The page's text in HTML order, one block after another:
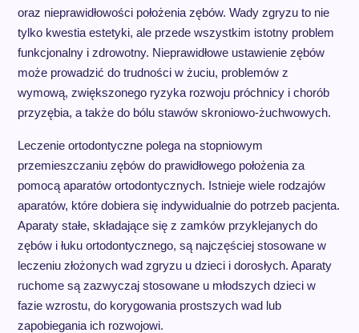
oraz nieprawidłowości położenia zębów. Wady zgryzu to nie
tylko kwestia estetyki, ale przede wszystkim istotny problem
funkcjonalny i zdrowotny. Nieprawidłowe ustawienie zębów
może prowadzić do trudności w żuciu, problemów z
wymową, zwiększonego ryzyka rozwoju próchnicy i chorób
przyzębia, a także do bólu stawów skroniowo-żuchwowych.
Leczenie ortodontyczne polega na stopniowym
przemieszczaniu zębów do prawidłowego położenia za
pomocą aparatów ortodontycznych. Istnieje wiele rodzajów
aparatów, które dobiera się indywidualnie do potrzeb pacjenta.
Aparaty stałe, składające się z zamków przyklejanych do
zębów i łuku ortodontycznego, są najczęściej stosowane w
leczeniu złożonych wad zgryzu u dzieci i dorosłych. Aparaty
ruchome są zazwyczaj stosowane u młodszych dzieci w
fazie wzrostu, do korygowania prostszych wad lub
zapobiegania ich rozwojowi.